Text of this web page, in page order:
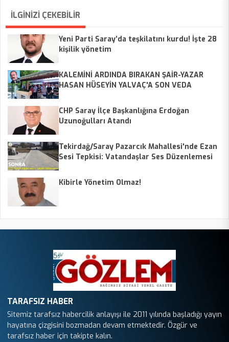
İLGİNİZİ ÇEKEBİLİR
Yeni Parti Saray’da teşkilatını kurdu! İşte 28
kişilik yönetim
KALEMİNİ ARDINDA BIRAKAN ŞAİR-YAZAR
HASAN HÜSEYİN YALVAÇ'A SON VEDA
CHP Saray İlçe Başkanlığına Erdoğan
Uzunoğulları Atandı
Tekirdağ/Saray Pazarcık Mahallesi'nde Ezan
Sesi Tepkisi: Vatandaşlar Ses Düzenlemesi
Kibirle Yönetim Olmaz!
TARAFSIZ HABER
Sitemiz tarafsız habercilik anlayışı ile 2011 yılında başladığı yayın
hayatına çizgisini bozmadan devam etmektedir. Özgür ve
tarafsız haber için takipte kalın.